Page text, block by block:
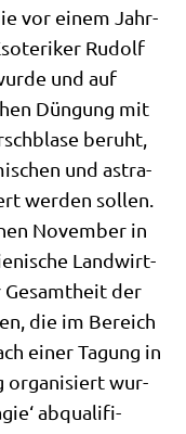
vor einem Jahr­
Rudolf
und auf
Dün­gung mit
beruht,
und astra­
wer­den sol­len.
Novem­ber in
Land­wirt­
der
die im Bereich
einer Tagung in
orga­ni­siert wur­
abqua­li­fi­